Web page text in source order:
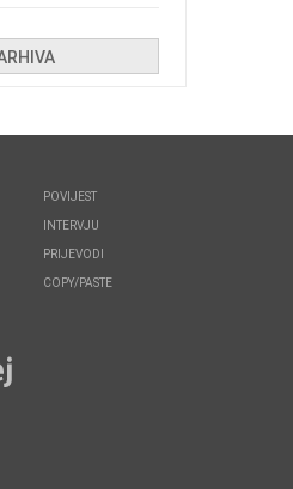
POVIJEST
INTERVJU
PRIJEVODI
COPY/PASTE